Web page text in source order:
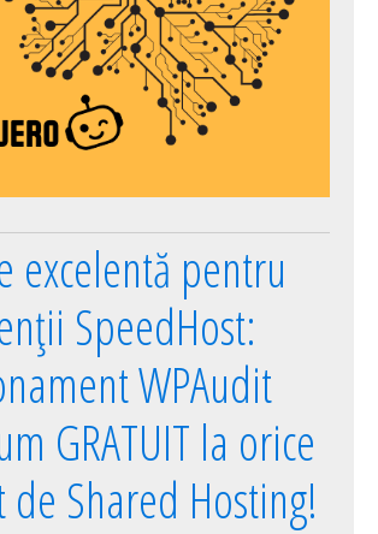
excelentă pentru
SpeedHost:
WPAudit
GRATUIT la orice
de Shared Hosting!